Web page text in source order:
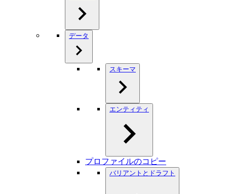
データ
スキーマ
エンティティ
プロファイルのコピー
バリアントとドラフト